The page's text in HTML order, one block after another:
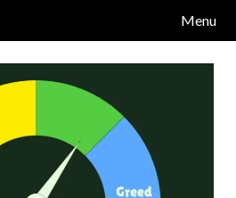
| BLOG TIỀN
TỬ CRYPTO
tiền điện tử, tiền mã hoá, công nghệ
blockchain.
Menu